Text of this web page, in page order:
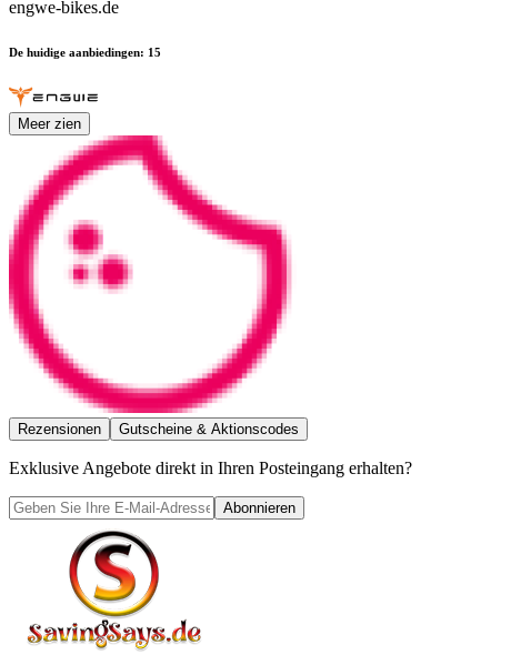
engwe-bikes.de
De huidige aanbiedingen: 15
Meer zien
Rezensionen Gutscheine & Aktionscodes
Exklusive Angebote direkt in Ihren Posteingang erhalten?
Abonnieren